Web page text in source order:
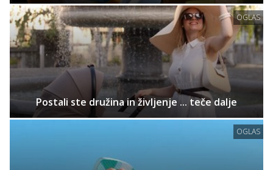
OGLAS
Postali ste družina in življenje ... teče dalje
OGLAS